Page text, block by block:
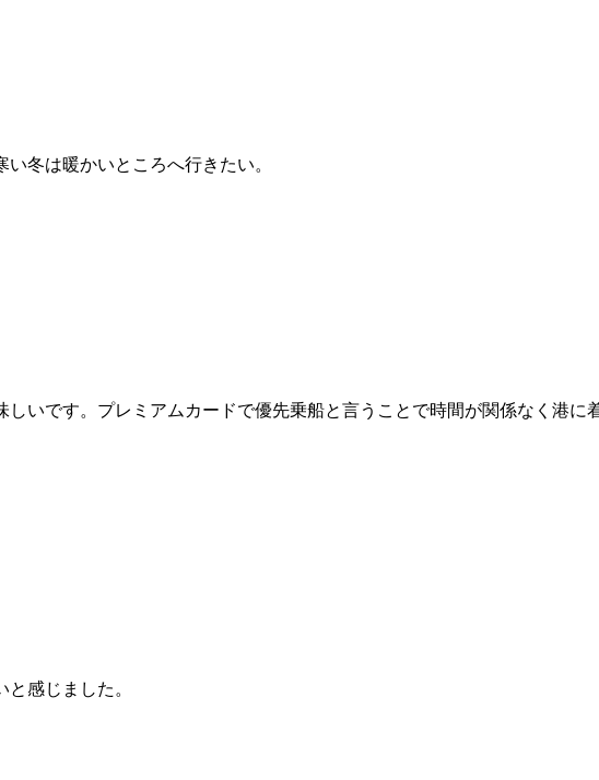
冬は暖かいところへ行きたい。
いです。プレミアムカードで優先乗船と言うことで時間が関係なく港に
感じました。